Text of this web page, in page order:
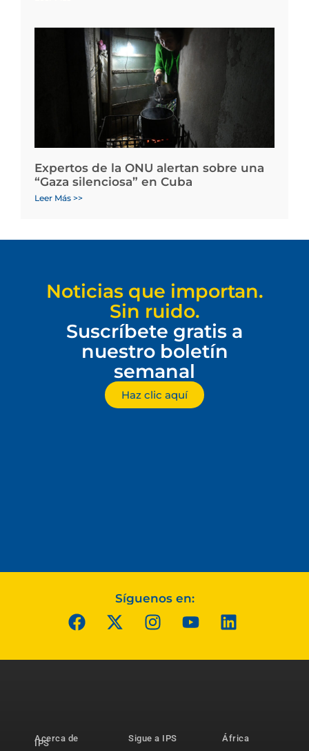
Expertos de la ONU alertan sobre una
“Gaza silenciosa” en Cuba
Leer Más >>
Noticias que importan.
Sin ruido.
Suscríbete gratis a
nuestro boletín
semanal
Haz clic aquí
Síguenos en:
Acerca de
IPS
Sigue a IPS
África